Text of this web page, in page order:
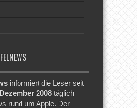
informiert die Leser seit
2008 täglich
rund um Apple. Der